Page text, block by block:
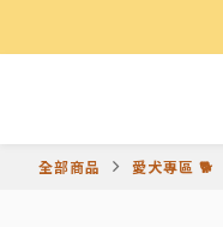
全部商品 愛犬專區 🐕